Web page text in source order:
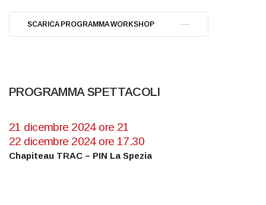
SCARICA PROGRAMMA WORKSHOP
PROGRAMMA SPETTACOLI
21 dicembre 2024 ore 21
22 dicembre 2024 ore 17.30
Chapiteau TRAC – PIN La Spezia